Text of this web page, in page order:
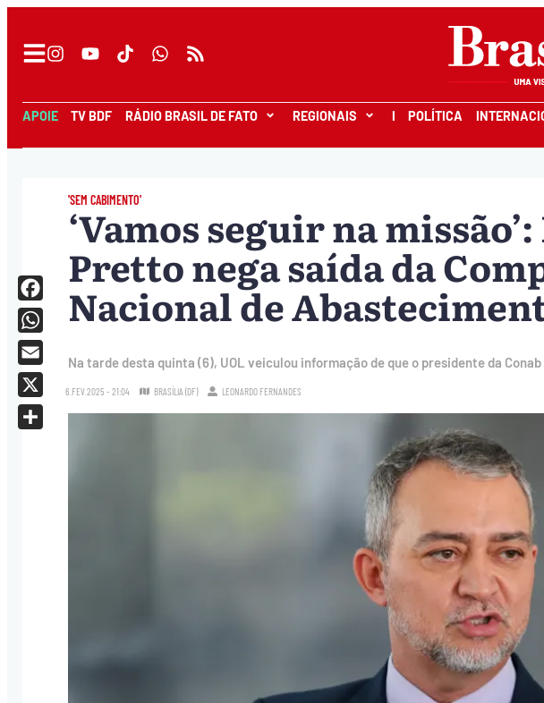
APOIE TV BDF RÁDIO BRASIL DE FATO REGIONAIS I POLÍTICA
'SEM CABIMENTO'
‘Vamos seguir na
Pretto nega saída da
Nacional de
Na tarde desta quinta (6), UOL veiculou informação de que o presidente da
6.FEV.2025 - 21:04 BRASÍLIA (DF) LEONARDO FERNANDES
Facebook
WhatsApp
Email
X